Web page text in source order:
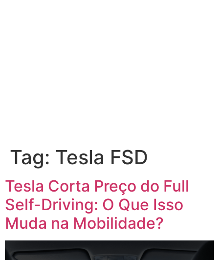
Tag: Tesla FSD
Tesla Corta Preço do Full
Self-Driving: O Que Isso
Muda na Mobilidade?